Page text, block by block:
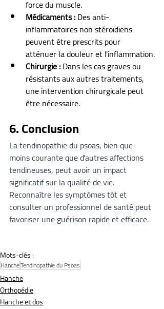
force du muscle.
Médicaments : Des anti-
inflammatoires non stéroïdiens
peuvent être prescrits pour
atténuer la douleur et l'inflammation.
Chirurgie : Dans les cas graves ou
résistants aux autres traitements,
une intervention chirurgicale peut
être nécessaire.
6. Conclusion
La tendinopathie du psoas, bien que
moins courante que d'autres affections
tendineuses, peut avoir un impact
significatif sur la qualité de vie.
Reconnaître les symptômes tôt et
consulter un professionnel de santé peut
favoriser une guérison rapide et efficace.
Mots-clés :
HancheTendinopathie du Psoas
Hanche
Orthopédie
Hanche et dos